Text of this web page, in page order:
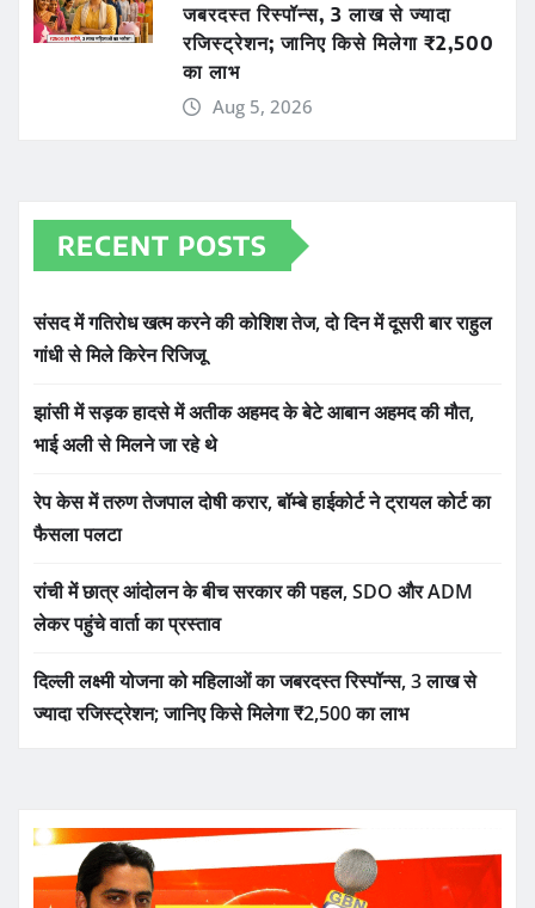
जबरदस्त रिस्पॉन्स, 3 लाख से ज्यादा
रजिस्ट्रेशन; जानिए किसे मिलेगा ₹2,500
का लाभ
Aug 5, 2026
RECENT POSTS
संसद में गतिरोध खत्म करने की कोशिश तेज, दो दिन में दूसरी बार राहुल
गांधी से मिले किरेन रिजिजू
झांसी में सड़क हादसे में अतीक अहमद के बेटे आबान अहमद की मौत,
भाई अली से मिलने जा रहे थे
रेप केस में तरुण तेजपाल दोषी करार, बॉम्बे हाईकोर्ट ने ट्रायल कोर्ट का
फैसला पलटा
रांची में छात्र आंदोलन के बीच सरकार की पहल, SDO और ADM
लेकर पहुंचे वार्ता का प्रस्ताव
दिल्ली लक्ष्मी योजना को महिलाओं का जबरदस्त रिस्पॉन्स, 3 लाख से
ज्यादा रजिस्ट्रेशन; जानिए किसे मिलेगा ₹2,500 का लाभ